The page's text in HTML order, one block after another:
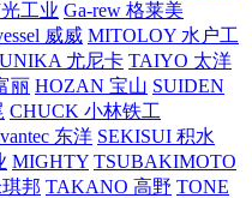
工业 Ga-rew 格莱美
威威 MITOLOY 水户工
UNIKA 尤尼卡 TAIYO 太洋
丽 HOZAN 宝山 SUIDEN
CHUCK 小林铁工
东洋 SEKISUI 积水
MIGHTY TSUBAKIMOTO
邦 TAKANO 高野 TONE